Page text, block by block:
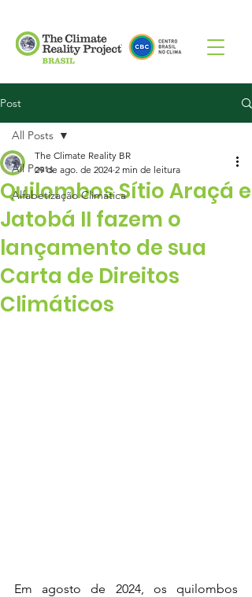
Post
All Posts
Alfabetização Climática
All Posts
Quilombos Sítio Araçá e
Jatobá II fazem o
lançamento de sua
Carta de Direitos
Climáticos
The Climate Reality BR
29 de ago. de 2024 2 min de leitura
Em agosto de 2024, os quilombos